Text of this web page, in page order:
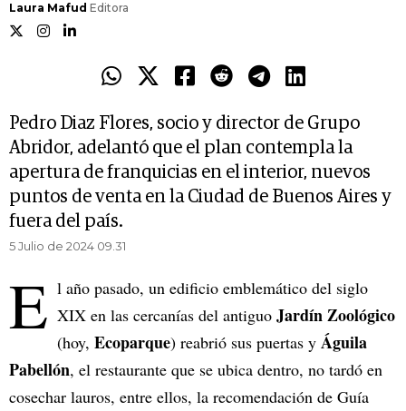
Laura Mafud Editora
Pedro Diaz Flores, socio y director de Grupo
Abridor, adelantó que el plan contempla la
apertura de franquicias en el interior, nuevos
puntos de venta en la Ciudad de Buenos Aires y
fuera del país.
5 Julio de 2024 09.31
E l año pasado, un edificio emblemático del siglo
XIX en las cercanías del antiguo Jardín Zoológico
(hoy, Ecoparque) reabrió sus puertas y Águila
Pabellón, el restaurante que se ubica dentro, no tardó en
cosechar lauros, entre ellos, la recomendación de Guía